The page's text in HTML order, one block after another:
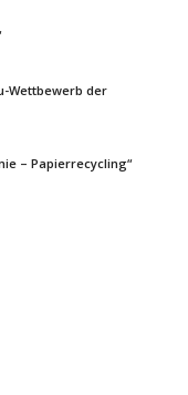
Wettbewerb der
– Papierrecycling“